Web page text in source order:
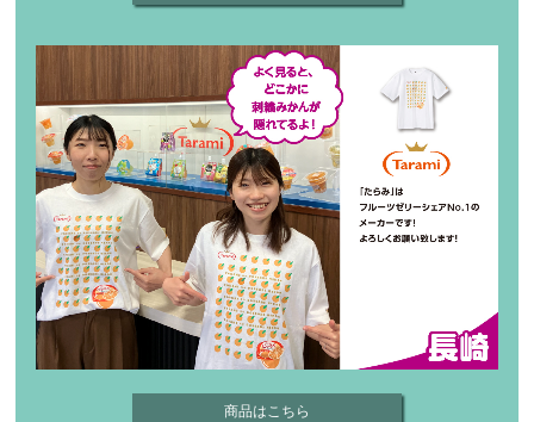
商品はこちら